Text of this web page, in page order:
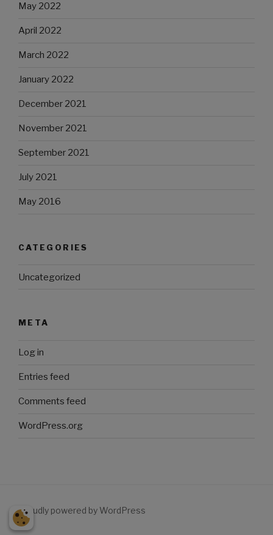
May 2022
April 2022
March 2022
January 2022
December 2021
November 2021
September 2021
July 2021
May 2016
CATEGORIES
Uncategorized
META
Log in
Entries feed
Comments feed
WordPress.org
Proudly powered by WordPress